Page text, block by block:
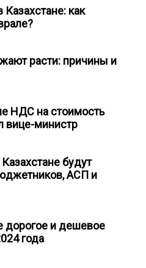
как
расти: причины и
НДС на стоимость
вице-министр
будут
АСП и
дорогое и дешевое
года